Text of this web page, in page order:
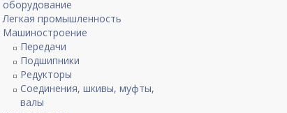
оборудование
Легкая промышленность
Машиностроение
Передачи
Подшипники
Редукторы
Соединения, шкивы, муфты,
валы